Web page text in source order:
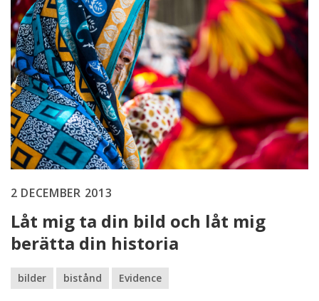
2 DECEMBER 2013
Låt mig ta din bild och låt mig
berätta din historia
bilder bistånd Evidence